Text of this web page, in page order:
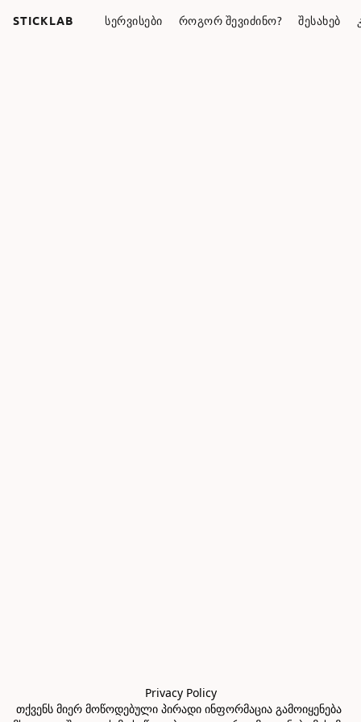
STICKLAB ᲡᲔᲠᲕᲘᲡᲔᲑᲘ ᲠᲝᲒᲝᲠ ᲨᲔᲕᲘᲫᲘᲜᲝ? ᲨᲔᲡᲐᲮᲔᲑ
Privacy Policy
თქვენს მიერ მოწოდებული პირადი ინფორმაცია გამოიყენება